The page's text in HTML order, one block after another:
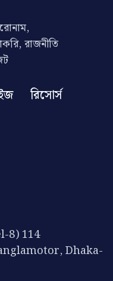
রাজনীতি
রিসোর্স
8) 114
Dhaka-